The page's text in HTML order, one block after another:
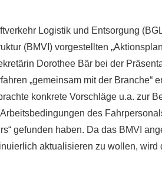
Logistik und Entsorgung
(BMVI) vorgestellten
Dorothee Bär bei der
„gemeinsam mit der Branche“
konkrete Vorschläge u.a. zur
des
gefunden haben. Da das BMVI
aktualisieren zu wollen, wird